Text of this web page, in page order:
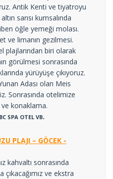
Antik Kenti ve tiyatroyu
sarısı kumsalında
öğle yemeği molası.
ve limanın gezilmesi.
plajlarından biri olarak
görülmesi sonrasında
yürüyüşe çıkıyoruz.
Adası olan Meis
Sonrasında otelimize
konaklama.
SPA OTEL VB.
PLAJI – GÖCEK -
kahvaltı sonrasında
ve ekstra